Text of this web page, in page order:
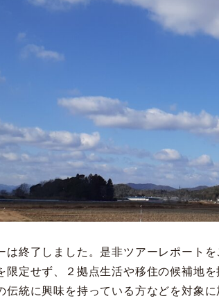
は終了しました。是非ツアーレポート
限定せず、２拠点生活や移住の候補地
伝統に興味を持っている方などを対象